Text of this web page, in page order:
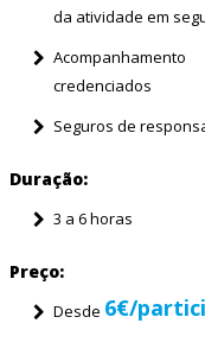
da atividade em
credenciados
Seguros de
Duração:
3 a 6 horas
Preço:
Desde 6€/